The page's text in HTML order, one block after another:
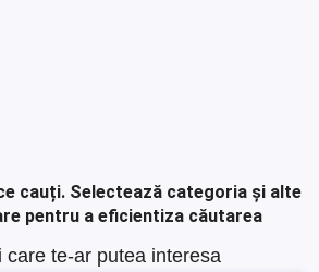
cauți. Selectează categoria și alte
pentru a eficientiza căutarea
care te-ar putea interesa